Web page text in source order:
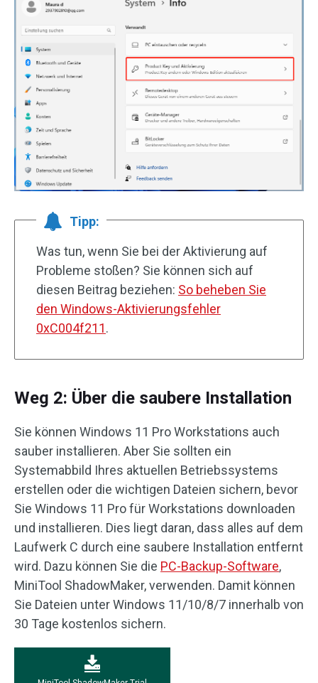
Tipp:
Was tun, wenn Sie bei der Aktivierung auf
Probleme stoßen? Sie können sich auf
diesen Beitrag beziehen: So beheben Sie
den Windows-Aktivierungsfehler
0xC004f211.
Weg 2: Über die saubere Installation
Sie können Windows 11 Pro Workstations auch
sauber installieren. Aber Sie sollten ein
Systemabbild Ihres aktuellen Betriebssystems
erstellen oder die wichtigen Dateien sichern, bevor
Sie Windows 11 Pro für Workstations downloaden
und installieren. Dies liegt daran, dass alles auf dem
Laufwerk C durch eine saubere Installation entfernt
wird. Dazu können Sie die PC-Backup-Software,
MiniTool ShadowMaker, verwenden. Damit können
Sie Dateien unter Windows 11/10/8/7 innerhalb von
30 Tage kostenlos sichern.